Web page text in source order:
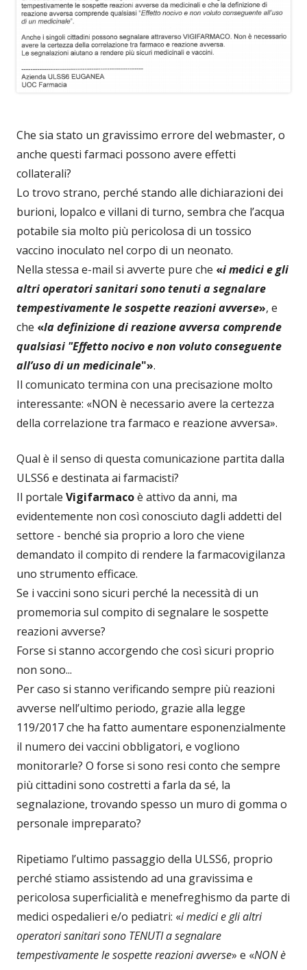
Che sia stato un gravissimo errore del webmaster, o
anche questi farmaci possono avere effetti
collaterali?
Lo trovo strano, perché stando alle dichiarazioni dei
burioni, lopalco e villani di turno, sembra che l’acqua
potabile sia molto più pericolosa di un tossico
vaccino inoculato nel corpo di un neonato.
Nella stessa e-mail si avverte pure che «i medici e gli
altri operatori sanitari sono tenuti a segnalare
tempestivamente le sospette reazioni avverse», e
che «la definizione di reazione avversa comprende
qualsiasi "Effetto nocivo e non voluto conseguente
all’uso di un medicinale"».
Il comunicato termina con una precisazione molto
interessante: «NON è necessario avere la certezza
della correlazione tra farmaco e reazione avversa».
Qual è il senso di questa comunicazione partita dalla
ULSS6 e destinata ai farmacisti?
Il portale Vigifarmacoè attivo da anni, ma
evidentemente non così conosciuto dagli addetti del
settore - benché sia proprio a loro che viene
demandato il compito di rendere la farmacovigilanza
uno strumento efficace.
Se i vaccini sono sicuri perché la necessità di un
promemoria sul compito di segnalare le sospette
reazioni avverse?
Forse si stanno accorgendo che così sicuri proprio
non sono...
Per caso si stanno verificando sempre più reazioni
avverse nell’ultimo periodo, grazie alla legge
119/2017 che ha fatto aumentare esponenzialmente
il numero dei vaccini obbligatori, e vogliono
monitorarle? O forse si sono resi conto che sempre
più cittadini sono costretti a farla da sé, la
segnalazione, trovando spesso un muro di gomma o
personale impreparato?
Ripetiamo l’ultimo passaggio della ULSS6, proprio
perché stiamo assistendo ad una gravissima e
pericolosa superficialità e menefreghismo da parte di
medici ospedalieri e/o pediatri: «i medici e gli altri
operatori sanitari sono TENUTI a segnalare
tempestivamente le sospette reazioni avverse» e «NON è